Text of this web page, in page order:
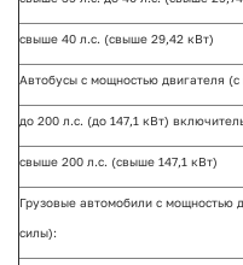
свыше 40 л.с. (свыше 29,42 кВт)
Автобусы с мощностью двигателя
до 200 л.с. (до 147,1 кВт)
свыше 200 л.с. (свыше 147,1 кВт)
Грузовые автомобили с мощностью
силы):